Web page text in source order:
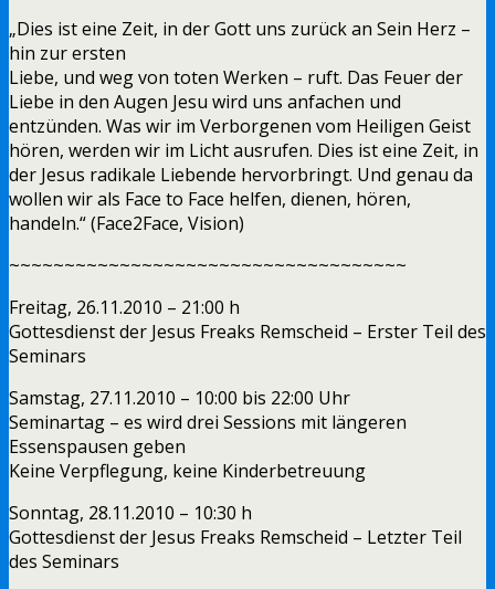
„Dies ist eine Zeit, in der Gott uns zurück an Sein Herz –
hin zur ersten
Liebe, und weg von toten Werken – ruft. Das Feuer der
Liebe in den Augen Jesu wird uns anfachen und
entzünden. Was wir im Verborgenen vom Heiligen Geist
hören, werden wir im Licht ausrufen. Dies ist eine Zeit, in
der Jesus radikale Liebende hervorbringt. Und genau da
wollen wir als Face to Face helfen, dienen, hören,
handeln.“ (Face2Face, Vision)
~~~~~~~~~~~~~~~~~~~~~~~~~~~~~~~~~~~~
Freitag, 26.11.2010 – 21:00 h
Gottesdienst der Jesus Freaks Remscheid – Erster Teil des
Seminars
Samstag, 27.11.2010 – 10:00 bis 22:00 Uhr
Seminartag – es wird drei Sessions mit längeren
Essenspausen geben
Keine Verpflegung, keine Kinderbetreuung
Sonntag, 28.11.2010 – 10:30 h
Gottesdienst der Jesus Freaks Remscheid – Letzter Teil
des Seminars